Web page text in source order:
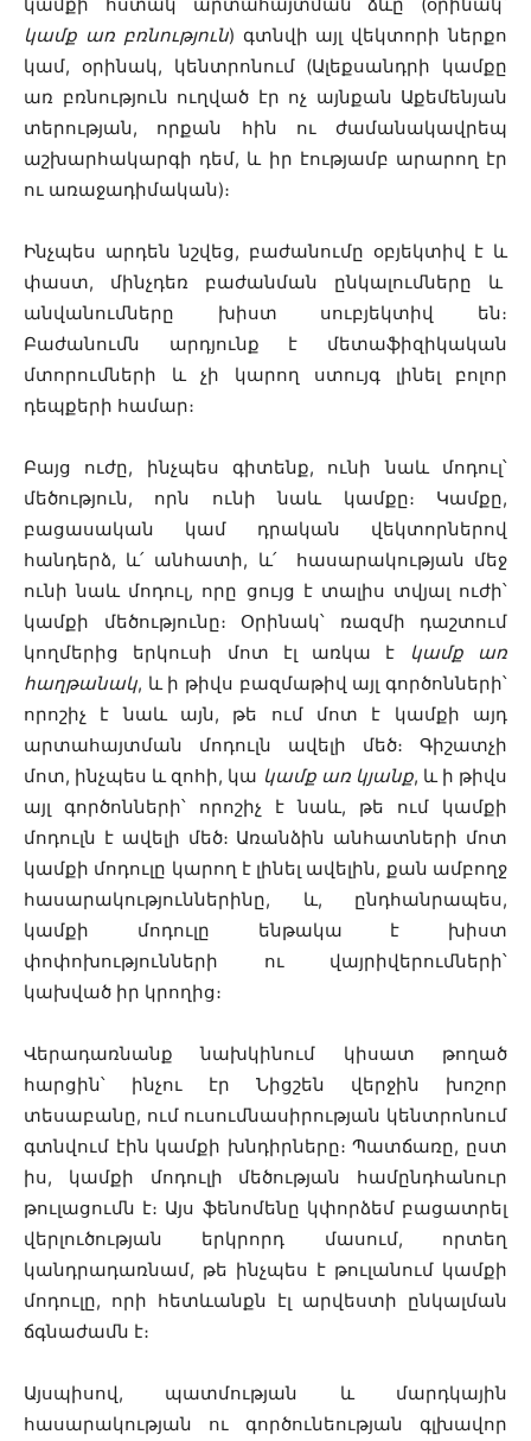
կամք առ բռնություն) գտնվի այլ վեկտորի ներքո
կամ, օրինակ, կենտրոնում (Ալեքսանդրի կամքը
առ բռնություն ուղված էր ոչ այնքան Աքեմենյան
տերության, որքան հին ու ժամանակավրեպ
աշխարհակարգի դեմ, և իր էությամբ արարող էր
ու առաջադիմական)։
Ինչպես արդեն նշվեց, բաժանումը օբյեկտիվ է և
փաստ, մինչդեռ բաժանման ընկալումները և
անվանումները խիստ սուբյեկտիվ են։
Բաժանումն արդյունք է մետաֆիզիկական
մտորումների և չի կարող ստույգ լինել բոլոր
դեպքերի համար։
Բայց ուժը, ինչպես գիտենք, ունի նաև մոդուլ՝
մեծություն, որն ունի նաև կամքը։ Կամքը,
բացասական կամ դրական վեկտորներով
հանդերձ, և՛ անհատի, և՛ հասարակության մեջ
ունի նաև մոդուլ, որը ցույց է տալիս տվյալ ուժի՝
կամքի մեծությունը։ Օրինակ՝ ռազմի դաշտում
կողմերից երկուսի մոտ էլ առկա է
կամք առ
հաղթանակ, և ի թիվս բազմաթիվ այլ գործոնների՝
որոշիչ է նաև այն, թե ում մոտ է կամքի այդ
արտահայտման մոդուլն ավելի մեծ։ Գիշատչի
մոտ, ինչպես և զոհի, կա կամք առ կյանք, և ի թիվս
այլ գործոնների՝ որոշիչ է նաև, թե ում կամքի
մոդուլն է ավելի մեծ։ Առանձին անհատների մոտ
կամքի մոդուլը կարող է լինել ավելին, քան ամբողջ
հասարակություններինը, և, ընդհանրապես,
կամքի մոդուլը ենթակա է խիստ
փոփոխությունների ու վայրիվերումների՝
կախված իր կրողից։
Վերադառնանք նախկինում կիսատ թողած
հարցին՝ ինչու էր Նիցշեն վերջին խոշոր
տեսաբանը, ում ուսումնասիրության կենտրոնում
գտնվում էին կամքի խնդիրները։ Պատճառը, ըստ
իս, կամքի մոդուլի մեծության համընդհանուր
թուլացումն է։ Այս ֆենոմենը կփորձեմ բացատրել
վերլուծության երկրորդ մասում, որտեղ
կանդրադառնամ, թե ինչպես է թուլանում կամքի
մոդուլը, որի հետևանքն էլ արվեստի ընկալման
ճգնաժամն է։
Այսպիսով, պատմության և մարդկային
հասարակության ու գործունեության գլխավոր